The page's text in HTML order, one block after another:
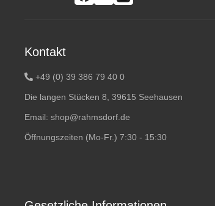
Kontakt
+49 (0) 39 386 79 40 0
Die langen Stücken 8, 39615 Seehausen
Email: shop@rahmsdorf.de
Öffnungszeiten (Mo-Fr.) 7:30 - 15:30